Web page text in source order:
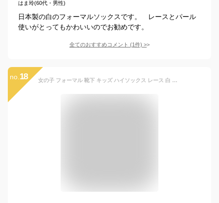
はま玲(60代・男性)
日本製の白のフォーマルソックスです。 レースとパール
使いがとってもかわいいのでお勧めです。
全てのおすすめコメント (1件) >
no. 18 女の子 フォーマル 靴下 キッズ ハイソックス レース 白 黒 17-18 19-20 入学式 卒業式 卒園式 結婚式 発表会 七五三 arisana メール便可